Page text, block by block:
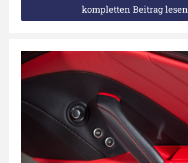
kompletten Beitrag lesen